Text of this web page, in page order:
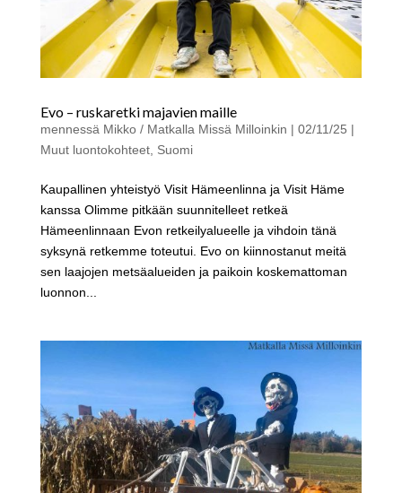
Evo – ruskaretki majavien maille
mennessä Mikko / Matkalla Missä Milloinkin | 02/11/25 |
Muut luontokohteet, Suomi
Kaupallinen yhteistyö Visit Hämeenlinna ja Visit Häme
kanssa Olimme pitkään suunnitelleet retkeä
Hämeenlinnaan Evon retkeilyalueelle ja vihdoin tänä
syksynä retkemme toteutui. Evo on kiinnostanut meitä
sen laajojen metsäalueiden ja paikoin koskemattoman
luonnon...